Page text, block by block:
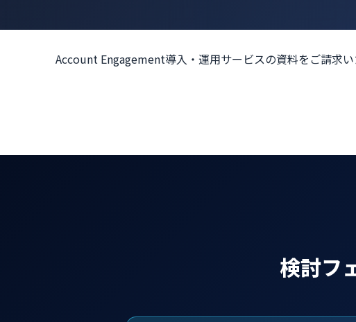
Account Engagement導入・運用サービスの資料をご請求
検討フ